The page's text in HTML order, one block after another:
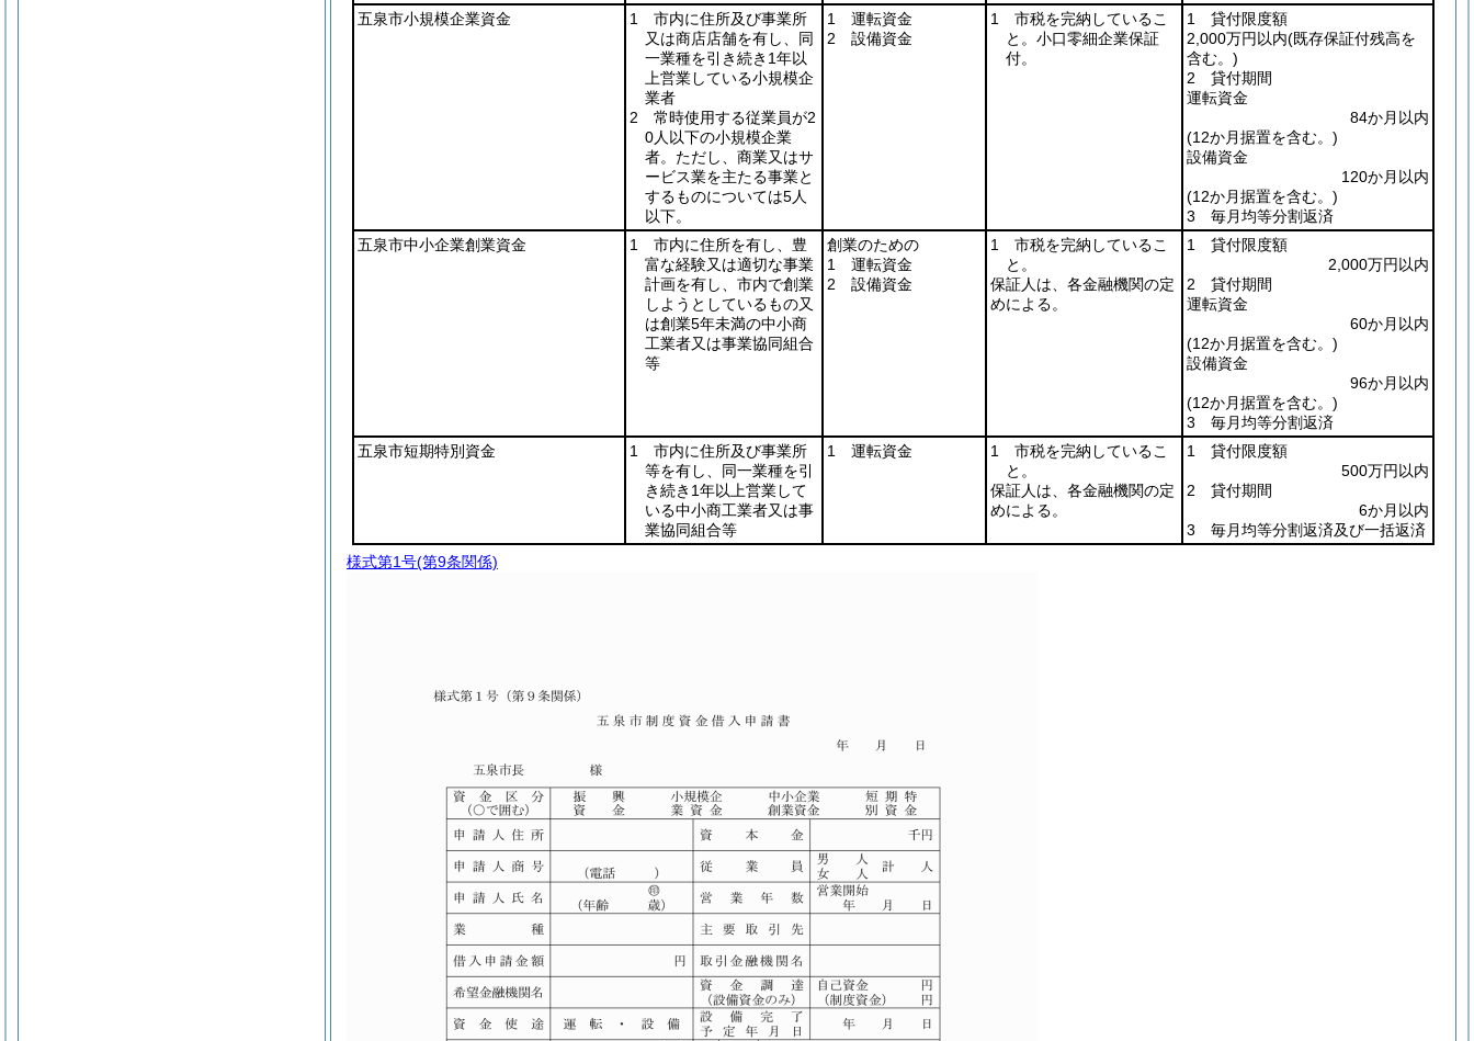
五泉市小規模企業資金
1 市内に住所及び事業所
又は商店店舗を有し、同
一業種を引き続き1年以
上営業している小規模企
業者
2 常時使用する従業員が2
0人以下の小規模企業
者。ただし、商業又はサ
ービス業を主たる事業と
するものについては5人
以下。
1 運転資金
2 設備資金
1 市税を完納しているこ
と。小口零細企業保証
付。
1 貸付限度額
2,000万円以内(既存保証付残高を
含む。)
2 貸付期間
運転資金
84か月以内
(12か月据置を含む。)
設備資金
120か月以内
(12か月据置を含む。)
3 毎月均等分割返済
五泉市中小企業創業資金
1 市内に住所を有し、豊
富な経験又は適切な事業
計画を有し、市内で創業
しようとしているもの又
は創業5年未満の中小商
工業者又は事業協同組合
等
創業のための
1 運転資金
2 設備資金
1 市税を完納しているこ
と。
保証人は、各金融機関の定
めによる。
1 貸付限度額
2,000万円以内
2 貸付期間
運転資金
60か月以内
(12か月据置を含む。)
設備資金
96か月以内
(12か月据置を含む。)
3 毎月均等分割返済
五泉市短期特別資金
1 市内に住所及び事業所
等を有し、同一業種を引
き続き1年以上営業して
いる中小商工業者又は事
業協同組合等
1 運転資金
1 市税を完納しているこ
と。
保証人は、各金融機関の定
めによる。
1 貸付限度額
500万円以内
2 貸付期間
6か月以内
3 毎月均等分割返済及び一括返済
様式第1号(第9条関係)